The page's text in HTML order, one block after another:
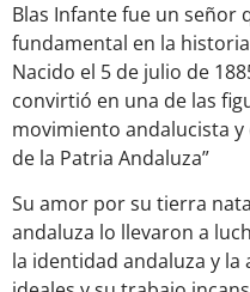
Blas Infante fue un señor
fundamental en la
Nacido el 5 de julio de
convirtió en una de las
movimiento andalucista y
de la Patria Andaluza”
Su amor por su tierra
andaluza lo llevaron a
la identidad andaluza y